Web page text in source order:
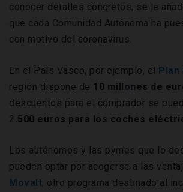
conocer detalles concretos, se le
que cada Comunidad Autónoma ha
con motivo del coronavirus.
En el País Vasco, por ejemplo, el Plan
región dispone de 10 millones de
descuentos para el comprador se
2 .500 euros para los coches
Los autónomos y las pymes que lo
pueden optar por acogerse a las
Movalt, otro programa destinado al